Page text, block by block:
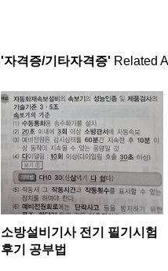
'자격증/기타자격증' Related
소방설비기사 전기 필기시험
후기 공부법